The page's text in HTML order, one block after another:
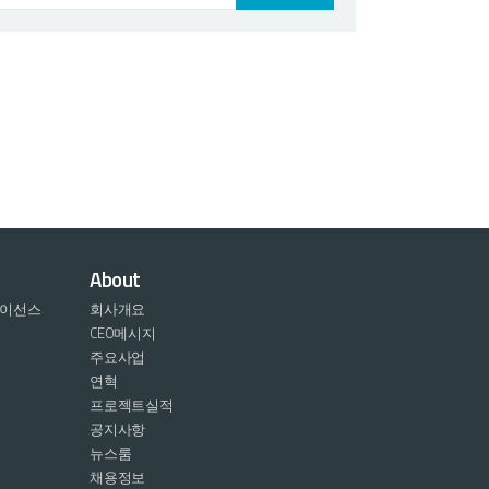
선스
About
회사개요
CEO메시지
주요사업
연혁
프로젝트실적
공지사항
뉴스룸
채용정보